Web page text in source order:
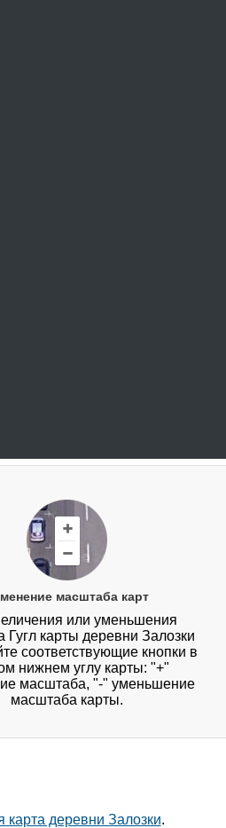
масштаба карт
или уменьшения
Гугл карты деревни Залозки
соответствующие кнопки в
нижнем углу карты: "+"
масштаба, "-" уменьшение
масштаба карты.
карта деревни Залозки.